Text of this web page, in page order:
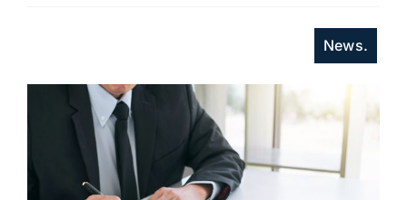
News.